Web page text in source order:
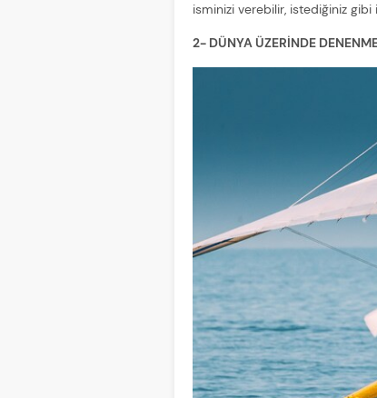
isminizi verebilir, istediğiniz
2- DÜNYA ÜZERİNDE